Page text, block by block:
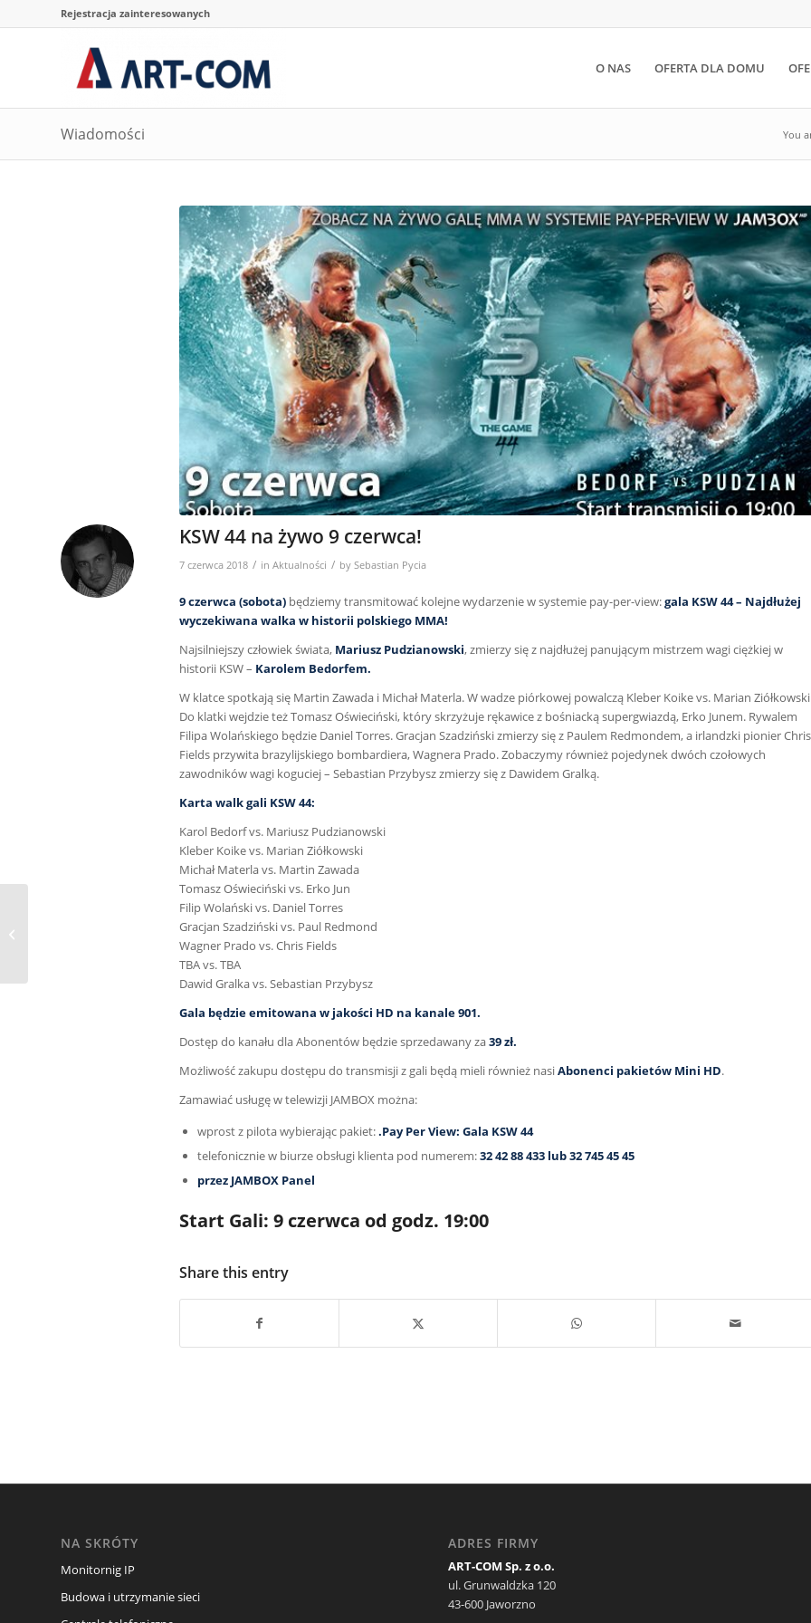
Rejestracja zainteresowanych
O NAS OFERTA DLA DOMU
Wiadomości You
KSW 44 na żywo 9 czerwca!
7 czerwca 2018 / in Aktualności / by Sebastian Pycia
9 czerwca (sobota) będziemy transmitować kolejne wydarzenie w systemie pay-per-view:gala KSW 44 – Najdłużej
wyczekiwana walka w historii polskiego MMA!
Najsilniejszy człowiek świata, Mariusz Pudzianowski, zmierzy się z najdłużej panującym mistrzem wagi ciężkiej w
historii KSW – Karolem Bedorfem.
W klatce spotkają się Martin Zawada i Michał Materla. W wadze piórkowej powalczą Kleber Koike vs. Marian
Do klatki wejdzie też Tomasz Oświeciński, który skrzyżuje rękawice z bośniacką supergwiazdą, Erko Junem. Rywalem
Filipa Wolańskiego będzie Daniel Torres. Gracjan Szadziński zmierzy się z Paulem Redmondem, a irlandzki pionier Chris
Fields przywita brazylijskiego bombardiera, Wagnera Prado. Zobaczymy również pojedynek dwóch czołowych
zawodników wagi koguciej – Sebastian Przybysz zmierzy się z Dawidem Gralką.
Karta walk gali KSW 44:
Karol Bedorf vs. Mariusz Pudzianowski
Kleber Koike vs. Marian Ziółkowski
Michał Materla vs. Martin Zawada
Tomasz Oświeciński vs. Erko Jun
Filip Wolański vs. Daniel Torres
Gracjan Szadziński vs. Paul Redmond
Wagner Prado vs. Chris Fields
TBA vs. TBA
Dawid Gralka vs. Sebastian Przybysz
Gala będzie emitowana w jakości HD na kanale 901.
Dostęp do kanału dla Abonentów będzie sprzedawany za39 zł.
Możliwość zakupu dostępu do transmisji z gali będą mieli również nasiAbonenci pakietów Mini HD.
Zamawiać usługę w telewizji JAMBOX można:
wprost z pilota wybierając pakiet:.Pay Per View: Gala KSW 44
telefonicznie w biurze obsługi klienta pod numerem:32 42 88 433 lub 32 745 45 45
przez JAMBOX Panel
Start Gali: 9 czerwca od godz. 19:00
Share this entry
NA SKRÓTY
Monitornig IP
Budowa i utrzymanie sieci
ADRES FIRMY
ART-COM Sp. z o.o.
ul. Grunwaldzka 120
43-600 Jaworzno